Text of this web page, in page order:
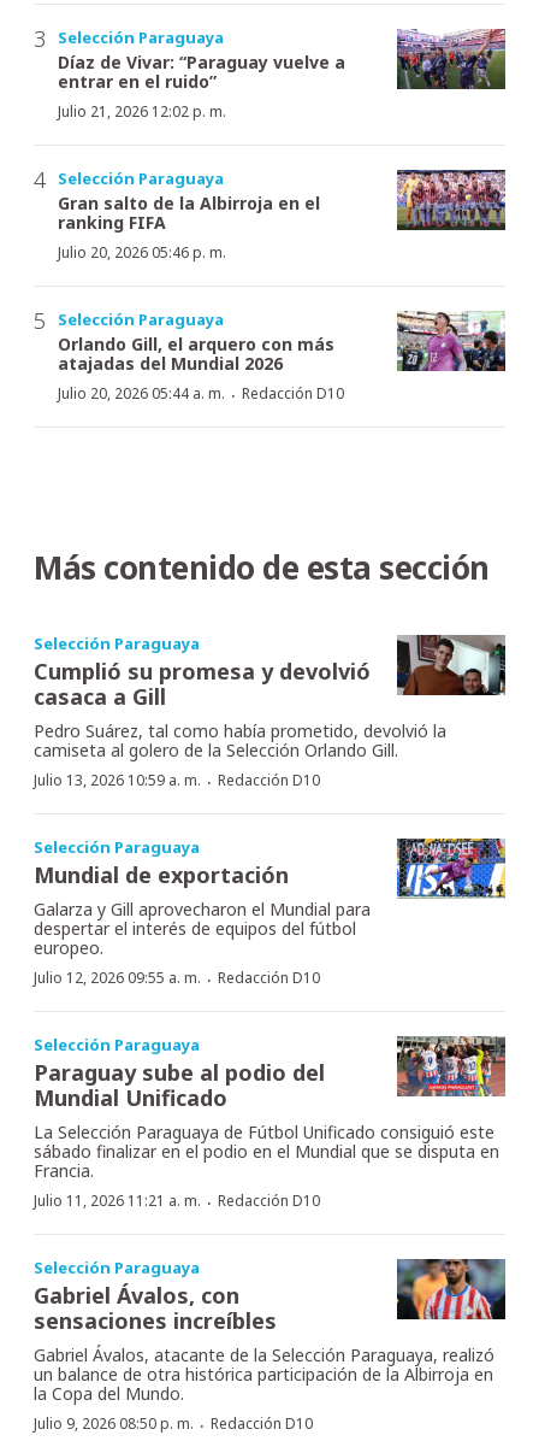
Selección Paraguaya
Díaz de Vivar: “Paraguay vuelve a
entrar en el ruido”
Julio 21, 2026 12:02 p. m.
Selección Paraguaya
Gran salto de la Albirroja en el
ranking FIFA
Julio 20, 2026 05:46 p. m.
Selección Paraguaya
Orlando Gill, el arquero con más
atajadas del Mundial 2026
Julio 20, 2026 05:44 a. m. · Redacción D10
Más contenido de esta sección
Selección Paraguaya
Cumplió su promesa y devolvió
casaca a Gill
Pedro Suárez, tal como había prometido, devolvió la
camiseta al golero de la Selección Orlando Gill.
Julio 13, 2026 10:59 a. m. · Redacción D10
Selección Paraguaya
Mundial de exportación
Galarza y Gill aprovecharon el Mundial para
despertar el interés de equipos del fútbol
europeo.
Julio 12, 2026 09:55 a. m. · Redacción D10
Selección Paraguaya
Paraguay sube al podio del
Mundial Unificado
La Selección Paraguaya de Fútbol Unificado consiguió este
sábado finalizar en el podio en el Mundial que se disputa en
Francia.
Julio 11, 2026 11:21 a. m. · Redacción D10
Selección Paraguaya
Gabriel Ávalos, con
sensaciones increíbles
Gabriel Ávalos, atacante de la Selección Paraguaya, realizó
un balance de otra histórica participación de la Albirroja en
la Copa del Mundo.
Julio 9, 2026 08:50 p. m. · Redacción D10